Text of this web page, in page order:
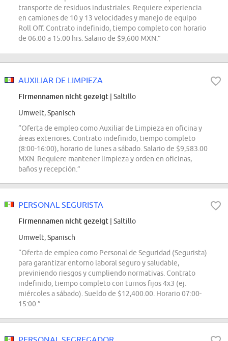
transporte de residuos industriales. Requiere experiencia
en camiones de 10 y 13 velocidades y manejo de equipo
Roll Off. Contrato indefinido, tiempo completo con horario
de 06:00 a 15:00 hrs. Salario de $9,600 MXN.”
AUXILIAR DE LIMPIEZA
Firmennamen nicht gezeigt | Saltillo
Umwelt, Spanisch
“Oferta de empleo como Auxiliar de Limpieza en oficina y
áreas exteriores. Contrato indefinido, tiempo completo
(8:00-16:00), horario de lunes a sábado. Salario de $9,583.00
MXN. Requiere mantener limpieza y orden en oficinas,
baños y recepción.”
PERSONAL SEGURISTA
Firmennamen nicht gezeigt | Saltillo
Umwelt, Spanisch
“Oferta de empleo como Personal de Seguridad (Segurista)
para garantizar entorno laboral seguro y saludable,
previniendo riesgos y cumpliendo normativas. Contrato
indefinido, tiempo completo con turnos fijos 4x3 (ej.
miércoles a sábado). Sueldo de $12,400.00. Horario 07:00-
15:00.”